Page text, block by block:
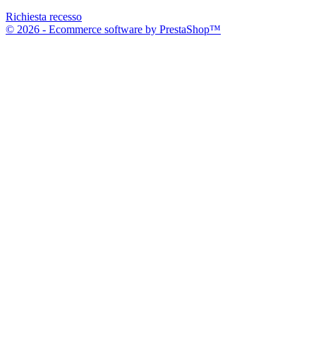
Richiesta recesso
© 2026 - Ecommerce software by PrestaShop™